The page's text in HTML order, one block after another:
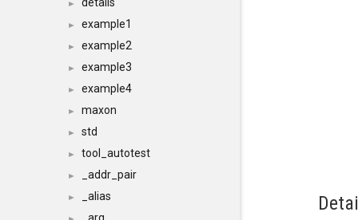
►
► example1
► example2
► example3
► example4
► maxon
► std
► tool_autotest
► _addr_pair
► _alias